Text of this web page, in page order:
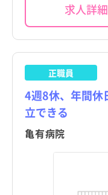
求人詳
正職員
4週8休、年間休
立できる
亀有病院